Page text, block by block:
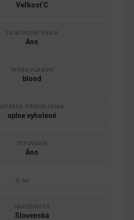
Veľkosť C
SILIKÓNOVÉ PRSIA
Áno
FARBA VLASOV
blond
ÚPRAVA PRIRODZENIA
uplne vyholené
TETOVANIE
Áno
O NÍ
NÁRODNOSŤ
Slovenská